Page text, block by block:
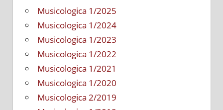
Musicologica 1/2025
Musicologica 1/2024
Musicologica 1/2023
Musicologica 1/2022
Musicologica 1/2021
Musicologica 1/2020
Musicologica 2/2019